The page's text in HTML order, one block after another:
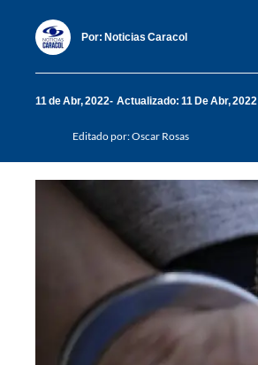
Por: Noticias Caracol
11 de Abr, 2022 Actualizado: 11 De Abr, 2022
Editado por:Oscar Rosas